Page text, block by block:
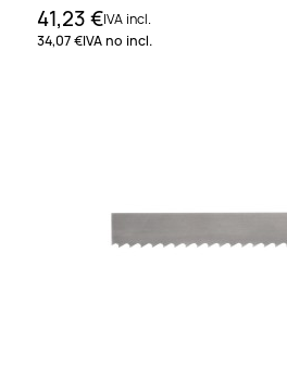
41,23 €IVA incl.
34,07 €IVA no incl.